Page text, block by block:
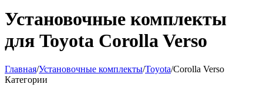
Установочные комплекты
для Toyota Corolla Verso
Главная/Установочные комплекты/Toyota/Corolla Verso
Категории